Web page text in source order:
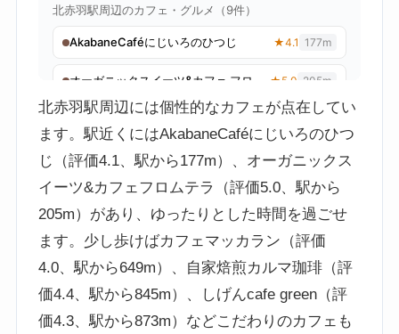
北赤羽駅周辺には個性的なカフェが点在してい
ます。駅近くにはAkabaneCaféにじいろのひつ
じ（評価4.1、駅から177m）、オーガニックス
イーツ&カフェフロムテラ（評価5.0、駅から
205m）があり、ゆったりとした時間を過ごせ
ます。少し歩けばカフェマッカラン（評価
4.0、駅から649m）、自家焙煎カルマ珈琲（評
価4.4、駅から845m）、しげんcafe green（評
価4.3、駅から873m）などこだわりのカフェも